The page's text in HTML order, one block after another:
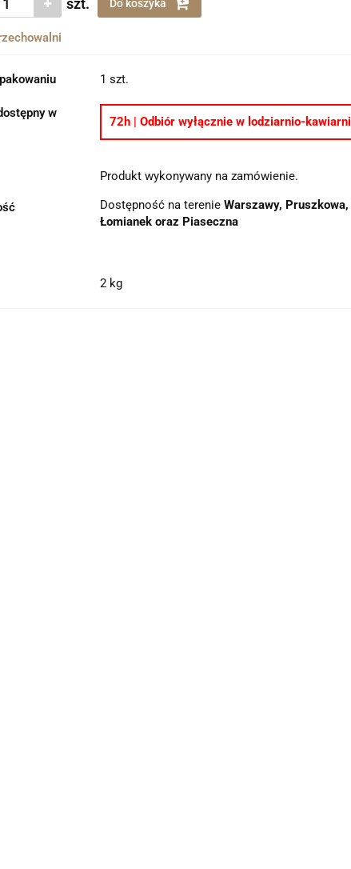
szt. Do koszyka
1 szt.
w
72h | Odbiór wyłącznie w lodziarnio-
Produkt wykonywany na zamówienie.
Dostępność na terenie Warszawy,
Łomianek oraz Piaseczna
2 kg